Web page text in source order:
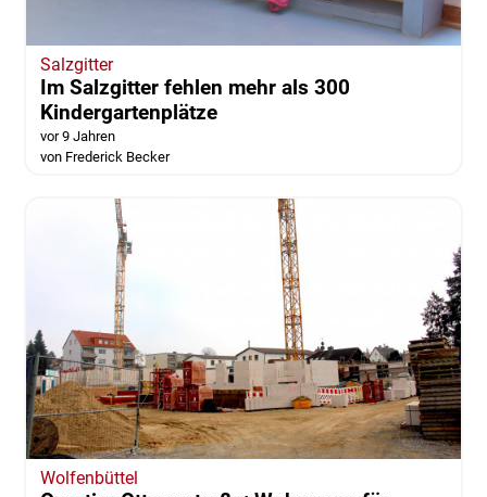
Salzgitter
Im Salzgitter fehlen mehr als 300
Kindergartenplätze
vor 9 Jahren
von Frederick Becker
Wolfenbüttel